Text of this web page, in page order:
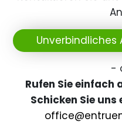
Unverbindliches
-
Rufen Sie einfach
Schicken Sie